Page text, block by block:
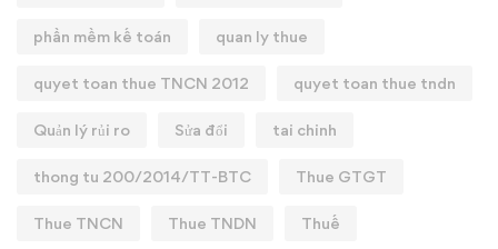
phần mềm kế toán quan ly thue
quyet toan thue TNCN 2012 quyet toan thue tndn
Quản lý rủi ro Sửa đổi tai chinh
thong tu 200/2014/TT-BTC Thue GTGT
Thue TNCN Thue TNDN Thuế